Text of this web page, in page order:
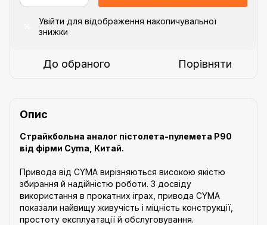
Увійти для відображення накопичувальної
знижки
До обраного Порівняти
Опис
Страйкбольна аналог пістолета-пулемета Р90
від фірми Cyma, Китай.
Привода від CYMA вирізняються високою якістю
збирання й надійністю роботи. З досвіду
використання в прокатних іграх, привода CYMA
показали найвищу живучість і міцність конструкції,
простоту експлуатації й обслуговування.